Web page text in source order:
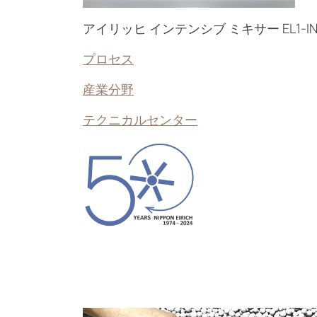
アイリッヒ インテンシブ ミキサー EL1-
プロセス
産業分野
テクニカルセンター